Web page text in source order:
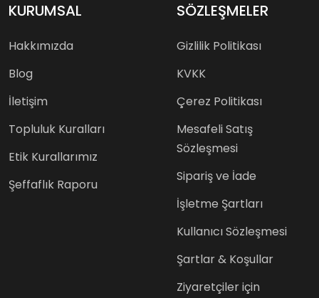
KURUMSAL
Hakkımızda
Blog
İletişim
Topluluk Kuralları
Etik Kurallarımız
Şeffaflık Raporu
SÖZLEŞMELER
Gizlilik Politikası
KVKK
Çerez Politikası
Mesafeli Satış
Sözleşmesi
Sipariş ve İade
İşletme Şartları
Kullanıcı Sözleşmesi
Şartlar & Koşullar
Ziyaretçiler için